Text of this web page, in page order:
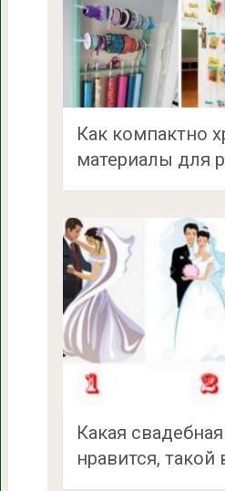
Как компактно
материалы для
Какая
нравится, такой